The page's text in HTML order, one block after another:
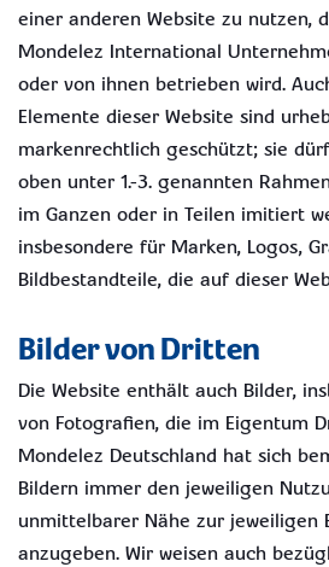
einer anderen Website zu nutzen,
Mondelez International
oder von ihnen betrieben wird.
Elemente dieser Website sind
markenrechtlich geschützt; sie
oben unter 1.-3. genannten
im Ganzen oder in Teilen imitiert
insbesondere für Marken, Logos,
Bildbestandteile, die auf dieser
Bilder von Dritten
Die Website enthält auch Bilder,
von Fotografien, die im Eigentum
Mondelez Deutschland hat sich
Bildern immer den jeweiligen
unmittelbarer Nähe zur jeweiligen
anzugeben. Wir weisen auch